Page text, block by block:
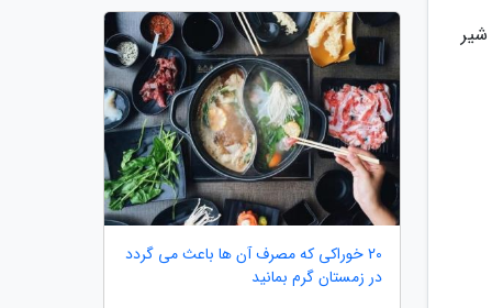
20 خوراکی که مصرف آن ها باعث می گردد
در زمستان گرم بمانید